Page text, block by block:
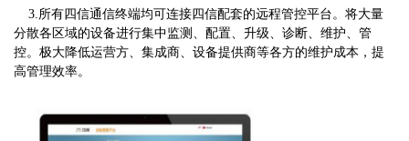
3.所有四信通信终端均可连接四信配套的远程管控平台。将大量
分散各区域的设备进行集中监测、配置、升级、诊断、维护、管
控。极大降低运营方、集成商、设备提供商等各方的维护成本，提
高管理效率。